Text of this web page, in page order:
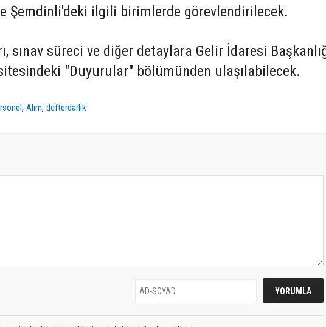
Şemdinli'deki ilgili birimlerde görevlendirilecek.
sınav süreci ve diğer detaylara Gelir İdaresi
"Duyurular" bölümünden ulaşılabilecek.
,Alım,defterdarlık